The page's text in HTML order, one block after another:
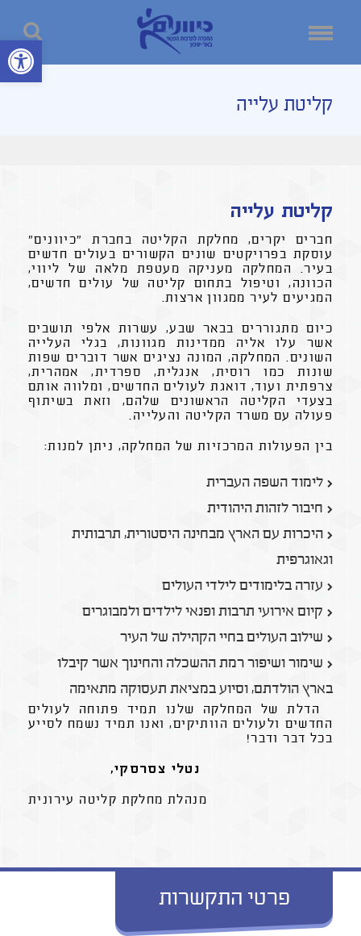
פתח סרגל
קליטת עלייה
קליטת עלייה
חברים יקרים, מחלקת הקליטה בחברת "כיוונים"
עוסקת בפרויקטים שונים הקשורים בעולים חדשים
בעיר. המחלקה מעניקה מעטפת מלאה של ליווי,
הכוונה, וטיפול בתחום קליטה של עולים חדשים,
המגיעים לעיר ממגוון ארצות.
כיום מתגוררים בבאר שבע, עשרות אלפי תושבים
אשר עלו אליה ממדינות מגוונות, בגלי העלייה
השונים. המחלקה, המונה נציגים אשר דוברים שפות
שונות כמו רוסית, אנגלית, ספרדית, אמהרית,
צרפתית ועוד, דואגת לעולים החדשים, ומלווה אותם
בצעדי הקליטה הראשונים שלהם, וזאת בשיתוף
פעולה עם משרד הקליטה והעלייה.
בין הפעולות המרכזיות של המחלקה, ניתן למנות:
לימוד השפה העברית
חיבור לזהות היהודית
היכרות עם הארץ מבחינה היסטורית, תרבותית
וגאוגרפית
עזרה בלימודים לילדי העולים
קיום אירועי תרבות ופנאי לילדים ולמבוגרים
שילוב העולים בחיי הקהילה של העיר
שימור ושיפור רמת ההשכלה והחינוך אשר קיבלו
בארץ הולדתם, וסיוע במציאת תעסוקה מתאימה
הדלת של המחלקה שלנו תמיד פתוחה לעולים
החדשים ולעולים הוותיקים, ואנו תמיד נשמח לסייע
בכל דבר ודבר!
מנהלת מחלקת קליטה עירונית
פרטי התקשרות